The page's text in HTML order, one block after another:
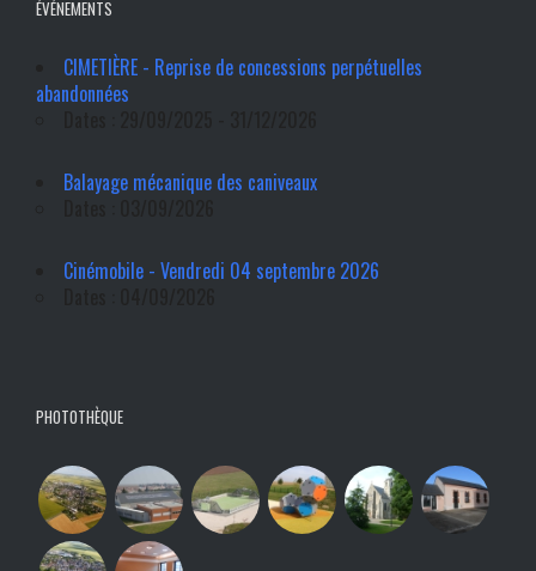
ÉVÉNEMENTS
CIMETIÈRE - Reprise de concessions perpétuelles
abandonnées
Balayage mécanique des caniveaux
Cinémobile - Vendredi 04 septembre 2026
PHOTOTHÈQUE